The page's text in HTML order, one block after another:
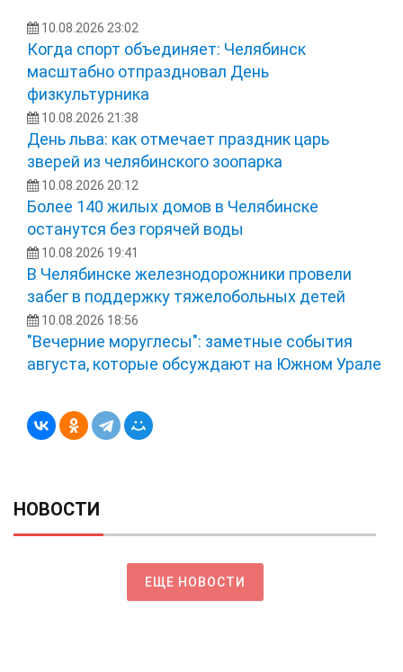
10.08.2026 23:02
Когда спорт объединяет: Челябинск
масштабно отпраздновал День
физкультурника
10.08.2026 21:38
День льва: как отмечает праздник царь
зверей из челябинского зоопарка
10.08.2026 20:12
Более 140 жилых домов в Челябинске
останутся без горячей воды
10.08.2026 19:41
В Челябинске железнодорожники провели
забег в поддержку тяжелобольных детей
10.08.2026 18:56
"Вечерние моруглесы": заметные события
августа, которые обсуждают на Южном Урале
НОВОСТИ
ЕЩЕ НОВОСТИ